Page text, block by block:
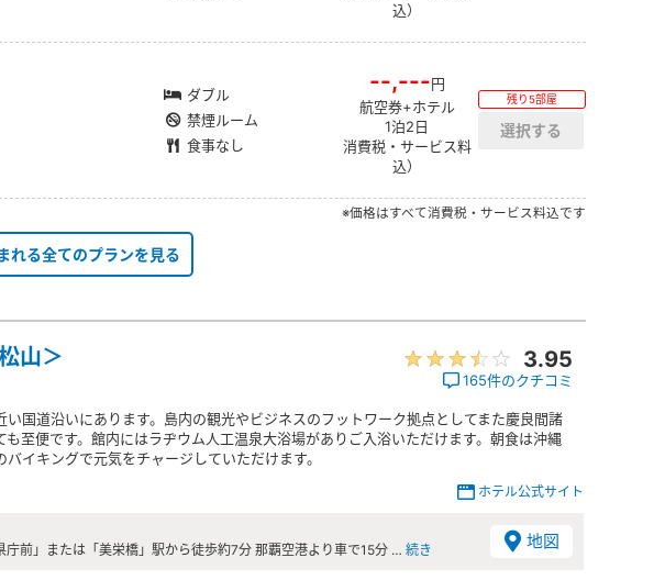
込）
ダブル
禁煙ルーム
食事なし
--,---円
航空券+ホテル
1泊2日
消費税・サービス料
込）
残り5部屋
※価格はすべて消費税・サービス料込です
れる全てのプランを見る
山＞ 3.95
165件のクチコミ
い国道沿いにあります。島内の観光やビジネスのフットワーク拠点としてまた慶良間諸
も至便です。館内にはラヂウム人工温泉大浴場がありご入浴いただけます。朝食は沖縄
イキングで元気をチャージしていただけます。
ホテル公式サイト
庁前」または「美栄橋」駅から徒歩約7分 那覇空港より車で15分 … 続き 地図